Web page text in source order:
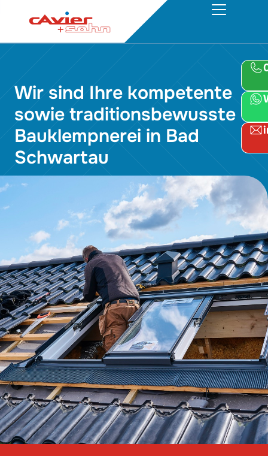
Wir sind Ihre kompetente
sowie traditionsbewusste
Bauklempnerei in Bad
Schwartau